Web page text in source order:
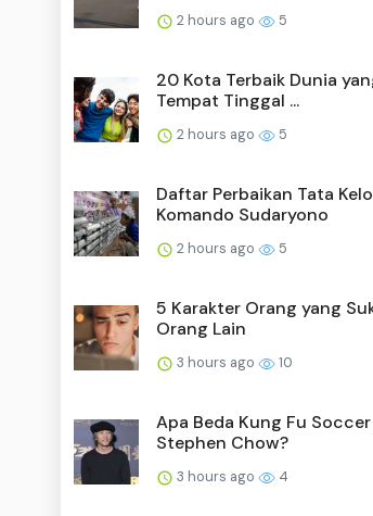
2 hours ago 5
20 Kota Terbaik Dunia
Tempat Tinggal ...
2 hours ago 5
Daftar Perbaikan Tata
Komando Sudaryono
2 hours ago 5
5 Karakter Orang yang
Orang Lain
3 hours ago 10
Apa Beda Kung Fu
Stephen Chow?
3 hours ago 4